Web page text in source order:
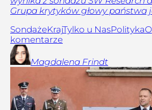
Grupa krytyków głowy państwa
SondażeKrajTylko u NasPolityka
komentarze
Magdalena Frindt